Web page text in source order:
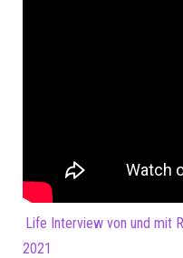
Life Interview von und mit
2021